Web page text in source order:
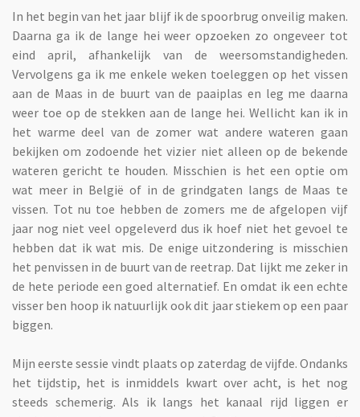
In het begin van het jaar blijf ik de spoorbrug onveilig maken.
Daarna ga ik de lange hei weer opzoeken zo ongeveer tot
eind april, afhankelijk van de weersomstandigheden.
Vervolgens ga ik me enkele weken toeleggen op het vissen
aan de Maas in de buurt van de paaiplas en leg me daarna
weer toe op de stekken aan de lange hei. Wellicht kan ik in
het warme deel van de zomer wat andere wateren gaan
bekijken om zodoende het vizier niet alleen op de bekende
wateren gericht te houden. Misschien is het een optie om
wat meer in België of in de grindgaten langs de Maas te
vissen. Tot nu toe hebben de zomers me de afgelopen vijf
jaar nog niet veel opgeleverd dus ik hoef niet het gevoel te
hebben dat ik wat mis. De enige uitzondering is misschien
het penvissen in de buurt van de reetrap. Dat lijkt me zeker in
de hete periode een goed alternatief. En omdat ik een echte
visser ben hoop ik natuurlijk ook dit jaar stiekem op een paar
biggen.
Mijn eerste sessie vindt plaats op zaterdag de vijfde. Ondanks
het tijdstip, het is inmiddels kwart over acht, is het nog
steeds schemerig. Als ik langs het kanaal rijd liggen er